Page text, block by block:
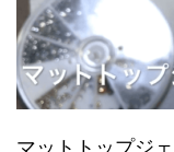
マットトップジ